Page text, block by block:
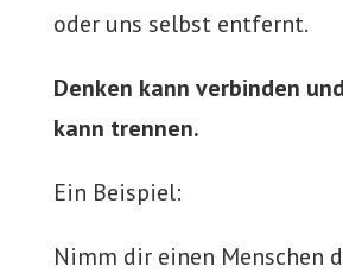
oder uns selbst entfernt.
Denken kann verbinden
kann trennen.
Ein Beispiel:
Nimm dir einen Menschen